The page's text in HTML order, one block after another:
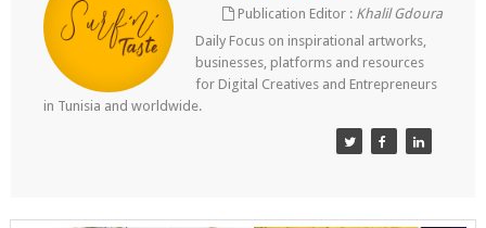
Publication Editor : Khalil Gdoura
Daily Focus on inspirational artworks,
businesses, platforms and resources
for Digital Creatives and Entrepreneurs
in Tunisia and worldwide.